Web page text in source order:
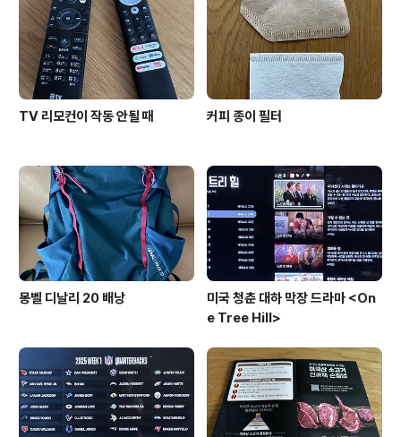
TV 리모컨이 작동 안될 때 커피 종이 필터
몽벨 디날리 20 배낭
미국 청춘 대하 막장 드라마 <On
e Tree Hill>